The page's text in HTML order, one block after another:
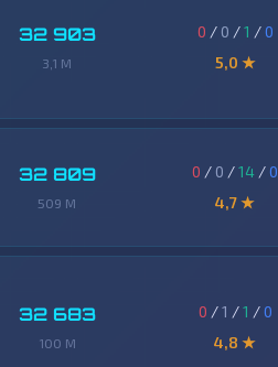
32 903
3,1 M
0 / 0 /1 /0
5,0 ★
32 809
509 M
0 / 0 /14 /0
4,7 ★
32 683
100 M
0 /1 /1 /0
4,8 ★